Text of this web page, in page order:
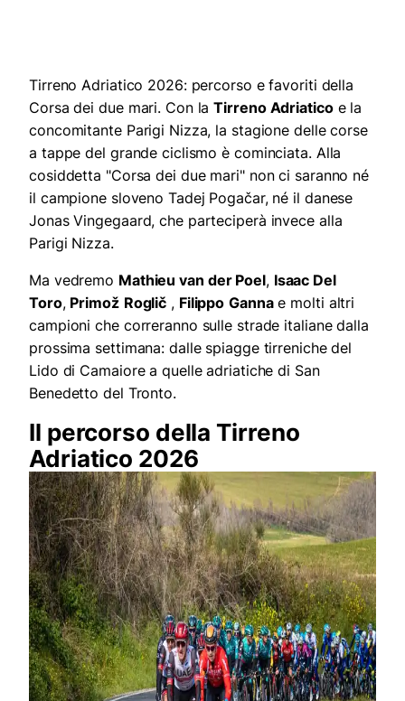
Tirreno Adriatico 2026: percorso e favoriti della
Corsa dei due mari. Con laTirreno Adriaticoe la
concomitante Parigi Nizza, la stagione delle corse
a tappe del grande ciclismo è cominciata. Alla
cosiddetta "Corsa dei due mari" non ci saranno né
il campione sloveno Tadej Pogačar, né il danese
Jonas Vingegaard, che parteciperà invece alla
Parigi Nizza.
Ma vedremo Mathieu van der Poel, Isaac Del
Toro, Primož Roglič , Filippo Gannae molti altri
campioni che correranno sulle strade italiane dalla
prossima settimana: dalle spiagge tirreniche del
Lido di Camaiore a quelle adriatiche di San
Benedetto del Tronto.
Il percorso della Tirreno
Adriatico 2026